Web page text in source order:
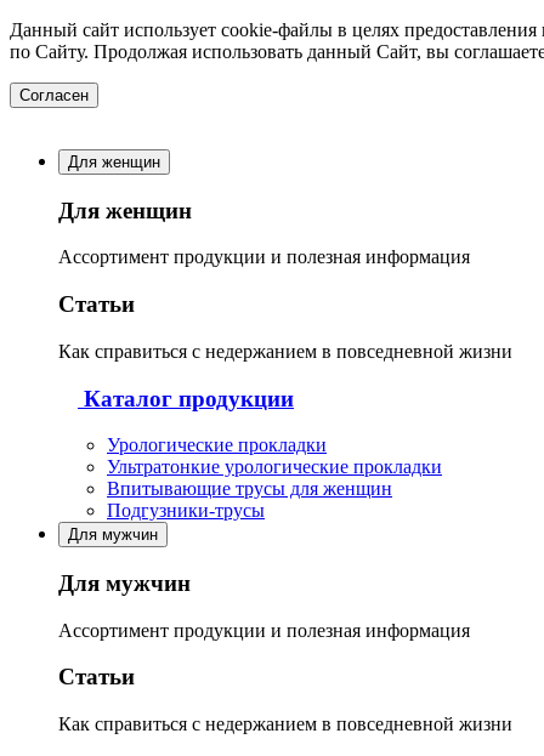
Данный сайт использует cookie-файлы в целях
по Сайту. Продолжая использовать данный Сайт, вы
Согласен
Для женщин
Для женщин
Ассортимент продукции и полезная информация
Статьи
Как справиться с недержанием в повседневной жизни
Каталог продукции
Урологические прокладки
Ультратонкие урологические прокладки
Впитывающие трусы для женщин
Подгузники-трусы
Для мужчин
Для мужчин
Ассортимент продукции и полезная информация
Статьи
Как справиться с недержанием в повседневной жизни